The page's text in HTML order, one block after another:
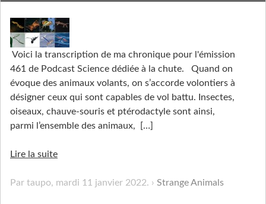
Voici la transcription de ma chronique pour l'émission
461 de Podcast Science dédiée à la chute. Quand on
évoque des animaux volants, on s’accorde volontiers à
désigner ceux qui sont capables de vol battu. Insectes,
oiseaux, chauve-souris et ptérodactyle sont ainsi,
parmi l’ensemble des animaux,
[…]
Lire la suite
Par taupo, mardi 11 janvier 2022. Strange Animals